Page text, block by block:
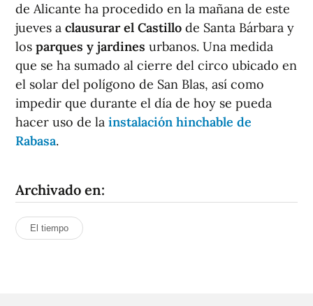
de Alicante ha procedido en la mañana de este
jueves a clausurar el Castillo de Santa Bárbara y
los parques y jardines urbanos. Una medida
que se ha sumado al cierre del circo ubicado en
el solar del polígono de San Blas, así como
impedir que durante el día de hoy se pueda
hacer uso de la instalación hinchable de
Rabasa.
Archivado en:
El tiempo